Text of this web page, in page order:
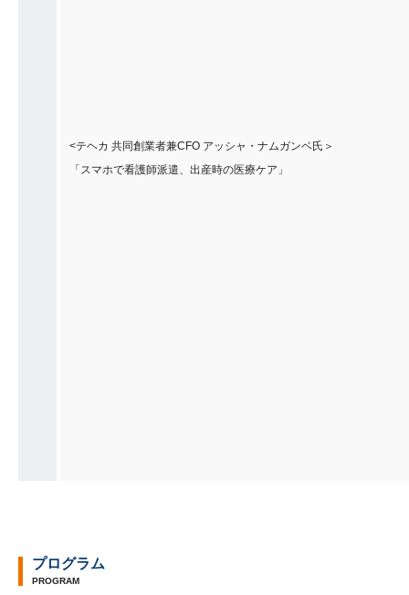
<テヘカ 共同創業者兼CFO アッシャ・ナムガンベ氏＞
「スマホで看護師派遣、出産時の医療ケア」
プログラム
PROGRAM